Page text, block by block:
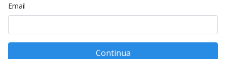
Email
Continua